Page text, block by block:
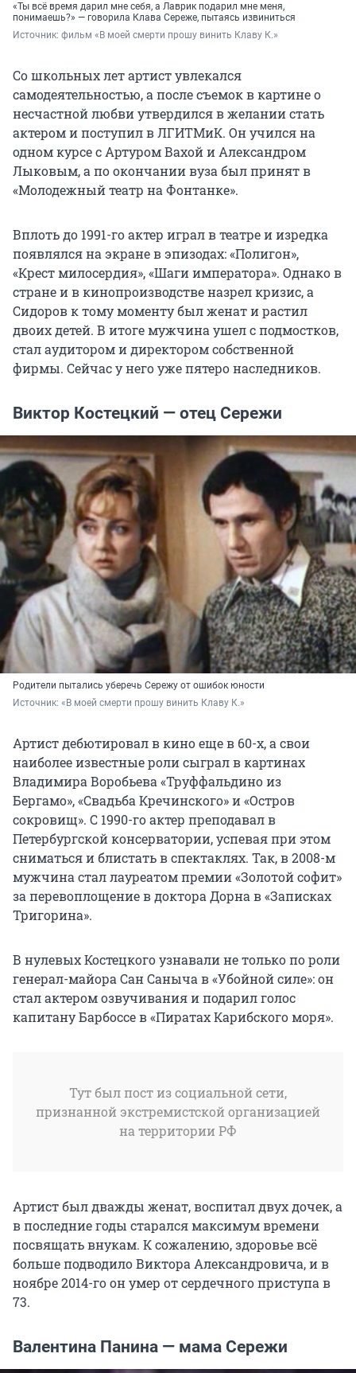
«Ты всё время дарил мне себя, а Лаврик подарил мне меня,
понимаешь?» — говорила Клава Сереже, пытаясь извиниться
Источник: фильм «В моей смерти прошу винить Клаву К.»
Со школьных лет артист увлекался
самодеятельностью, а после съемок в картине о
несчастной любви утвердился в желании стать
актером и поступил в ЛГИТМиК. Он учился на
одном курсе с Артуром Вахой и Александром
Лыковым, а по окончании вуза был принят в
«Молодежный театр на Фонтанке».
Вплоть до 1991-го актер играл в театре и изредка
появлялся на экране в эпизодах: «Полигон»,
«Крест милосердия», «Шаги императора». Однако в
стране и в кинопроизводстве назрел кризис, а
Сидоров к тому моменту был женат и растил
двоих детей. В итоге мужчина ушел с подмостков,
стал аудитором и директором собственной
фирмы. Сейчас у него уже пятеро наследников.
Виктор Костецкий — отец Сережи
Родители пытались уберечь Сережу от ошибок юности
Источник: «В моей смерти прошу винить Клаву К.»
Артист дебютировал в кино еще в 60-х, а свои
наиболее известные роли сыграл в картинах
Владимира Воробьева «Труффальдино из
Бергамо», «Свадьба Кречинского» и «Остров
сокровищ». С 1990-го актер преподавал в
Петербургской консерватории, успевая при этом
сниматься и блистать в спектаклях. Так, в 2008-м
мужчина стал лауреатом премии «Золотой софит»
за перевоплощение в доктора Дорна в «Записках
Тригорина».
В нулевых Костецкого узнавали не только по роли
генерал-майора Сан Саныча в «Убойной силе»: он
стал актером озвучивания и подарил голос
капитану Барбоссе в «Пиратах Карибского моря».
Тут был пост из социальной сети,
признанной экстремистской организацией
на территории РФ
Артист был дважды женат, воспитал двух дочек, а
в последние годы старался максимум времени
посвящать внукам. К сожалению, здоровье всё
больше подводило Виктора Александровича, и в
ноябре 2014-го он умер от сердечного приступа в
73.
Валентина Панина — мама Сережи